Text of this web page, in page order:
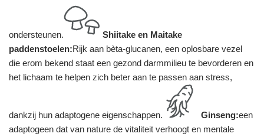
ondersteunen.
Shiitake en Maitake
paddenstoelen:Rijk aan bèta-glucanen, een oplosbare vezel
die erom bekend staat een gezond darmmilieu te bevorderen en
het lichaam te helpen zich beter aan te passen aan stress,
dankzij hun adaptogene eigenschappen. Ginseng:een
adaptogeen dat van nature de vitaliteit verhoogt en mentale